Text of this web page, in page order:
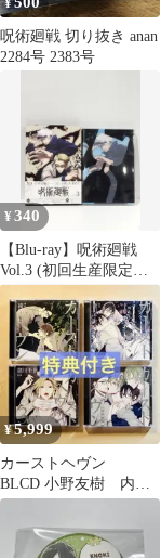
¥
呪術廻戦 切り抜き anan
2284号 2383号
¥340
【Blu-ray】呪術廻戦
Vol.3 (初回生産限定
版) 榎木淳弥 内田雄
馬 ほか 朴 性厚
(260622mt)
¥5,999
カーストヘヴン
BLCD 小野友樹 内田
雄馬 佐藤拓也 村瀬
歩 古川慎 榎木淳弥